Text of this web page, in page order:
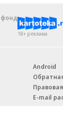
18+ реклама
Android
E-mail